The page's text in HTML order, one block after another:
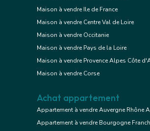
Maison à vendre Ile de France
Maison à vendre Centre Val de Loire
Maison à vendre Occitanie
Maison à vendre Pays de la Loire
Maison à vendre Provence Alpes Côte
Maison à vendre Corse
Achat appartement
Appartement à vendre Auvergne Rhône
Appartement à vendre Bourgogne